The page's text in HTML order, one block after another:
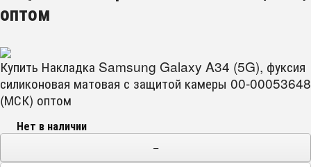
оптом
Купить Накладка Samsung Galaxy A34 (5G), фуксия
силиконовая матовая с защитой камеры 00-00053648
(МСК) оптом
Нет в наличии
−